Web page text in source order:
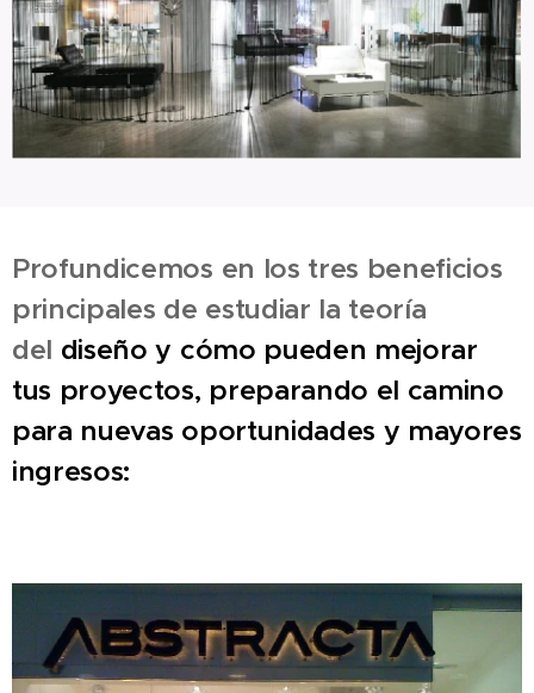
Profundicemos en los tres beneficios
principales de estudiar la teoría
del diseño y cómo pueden mejorar
tus proyectos, preparando el camino
para nuevas oportunidades y mayores
ingresos: